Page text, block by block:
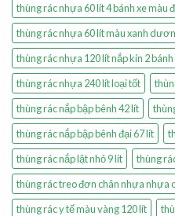
thùng rác nhựa 60 lít 4 bánh xe màu
thùng rác nhựa 60 lít màu xanh
thùng rác nhựa 120 lít nắp kín 2
thùng rác nhựa 240 lít loại tốt
thùng rác nắp bập bênh 42 lít
thùng rác nắp bập bênh đại 67 lít
thùng rác nắp lật nhỏ 9 lít
thùng
thùng rác treo đơn chân nhựa nhựa
thùng rác y tế màu vàng 120 lít